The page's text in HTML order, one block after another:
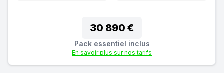
30 890 €
Pack essentiel inclus
En savoir plus sur nos tarifs